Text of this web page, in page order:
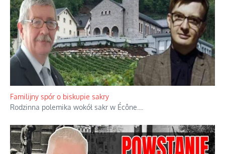
Ciemna strona podręcznikowych mitów historycznych
Historia jest doświadczeniem niepowtarzalnym i tłumaczenie,
że będziemy coś krytykować po to, żeby później znowu jakiegoś
powstania nie zrobili, jest...